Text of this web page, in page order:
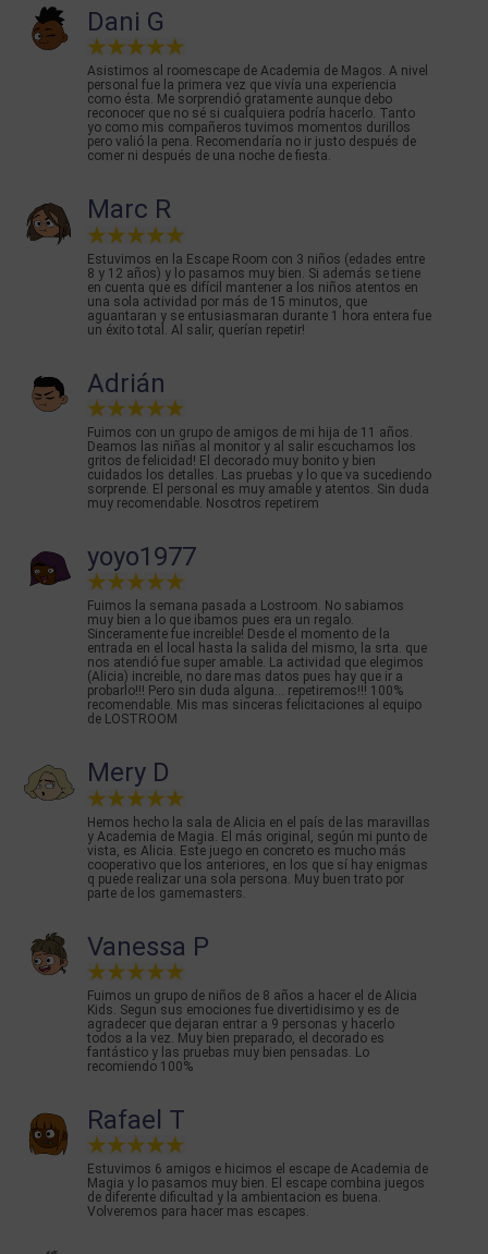
Dani G
Asistimos al roomescape de Academia de Magos. A nivel
personal fue la primera vez que vivía una experiencia
como ésta. Me sorprendió gratamente aunque debo
reconocer que no sé si cualquiera podría hacerlo. Tanto
yo como mis compañeros tuvimos momentos durillos
pero valió la pena. Recomendaría no ir justo después de
comer ni después de una noche de fiesta.
Marc R
Estuvimos en la Escape Room con 3 niños (edades entre
8 y 12 años) y lo pasamos muy bien. Si además se tiene
en cuenta que es difícil mantener a los niños atentos en
una sola actividad por más de 15 minutos, que
aguantaran y se entusiasmaran durante 1 hora entera fue
un éxito total. Al salir, querían repetir!
Adrián
Fuimos con un grupo de amigos de mi hija de 11 años.
Deamos las niñas al monitor y al salir escuchamos los
gritos de felicidad! El decorado muy bonito y bien
cuidados los detalles. Las pruebas y lo que va sucediendo
sorprende. El personal es muy amable y atentos. Sin duda
muy recomendable. Nosotros repetirem
yoyo1977
Fuimos la semana pasada a Lostroom. No sabiamos
muy bien a lo que ibamos pues era un regalo.
Sinceramente fue increible! Desde el momento de la
entrada en el local hasta la salida del mismo, la srta. que
nos atendió fue super amable. La actividad que elegimos
(Alicia) increible, no dare mas datos pues hay que ir a
probarlo!!! Pero sin duda alguna... repetiremos!!! 100%
recomendable. Mis mas sinceras felicitaciones al equipo
de LOSTROOM
Mery D
Hemos hecho la sala de Alicia en el país de las maravillas
y Academia de Magia. El más original, según mi punto de
vista, es Alicia. Este juego en concreto es mucho más
cooperativo que los anteriores, en los que sí hay enigmas
q puede realizar una sola persona. Muy buen trato por
parte de los gamemasters.
Vanessa P
Fuimos un grupo de niños de 8 años a hacer el de Alicia
Kids. Segun sus emociones fue divertidisimo y es de
agradecer que dejaran entrar a 9 personas y hacerlo
todos a la vez. Muy bien preparado, el decorado es
fantástico y las pruebas muy bien pensadas. Lo
recomiendo 100%
Rafael T
Estuvimos 6 amigos e hicimos el escape de Academia de
Magia y lo pasamos muy bien. El escape combina juegos
de diferente dificultad y la ambientacion es buena.
Volveremos para hacer mas escapes.